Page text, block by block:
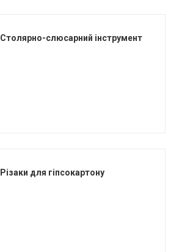
Столярно-слюсарний інструмент
Різаки для гіпсокартону